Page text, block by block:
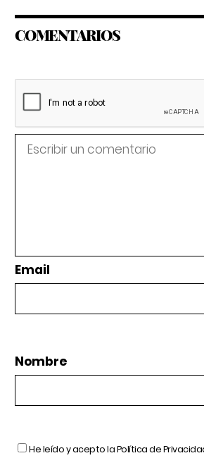
COMENTARIOS
Email
Nombre
He leído y acepto laPolítica de